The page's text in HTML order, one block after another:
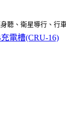
聽、衛星導行、行